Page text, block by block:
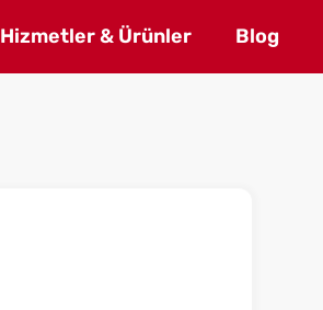
Hizmetler & Ürünler Blog